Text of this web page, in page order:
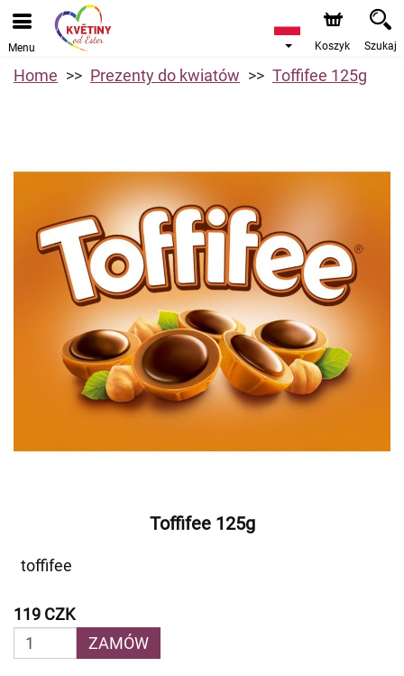
Menu Koszyk Szukaj
Home Prezenty do kwiatów Toffifee 125g
Toffifee 125g
toffifee
119 CZK
ZAMÓW